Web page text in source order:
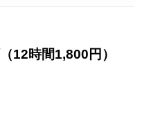
12時間1,800円）